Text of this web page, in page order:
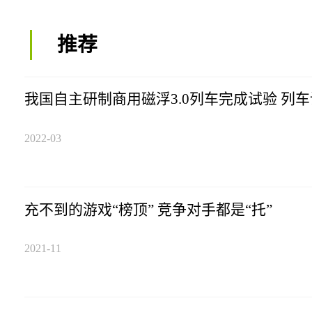
推荐
我国自主研制商用磁浮3.0列车完成试验 列
2022-03
充不到的游戏“榜顶” 竞争对手都是“托”
2021-11